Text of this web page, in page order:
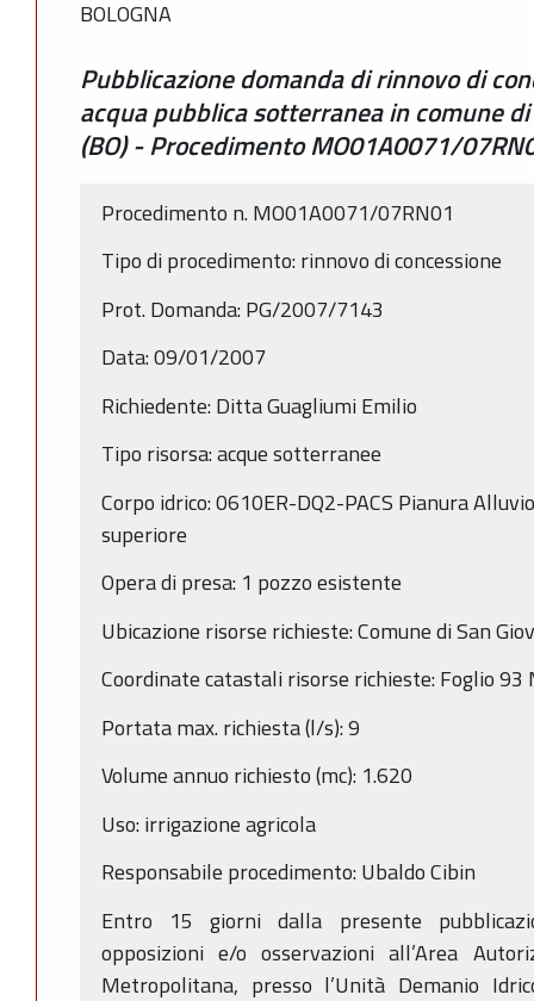
BOLOGNA
Pubblicazione domanda di rinnovo di
acqua pubblica sotterranea in comune
(BO) - Procedimento MO01A0071/
Procedimento n. MO01A0071/07RN01
Tipo di procedimento: rinnovo di concessione
Prot. Domanda: PG/2007/7143
Data: 09/01/2007
Richiedente: Ditta Guagliumi Emilio
Tipo risorsa: acque sotterranee
Corpo idrico: 0610ER-DQ2-PACS Pianura
superiore
Opera di presa: 1 pozzo esistente
Ubicazione risorse richieste: Comune di San
Coordinate catastali risorse richieste: Foglio 93
Portata max. richiesta (l/s): 9
Volume annuo richiesto (mc): 1.620
Uso: irrigazione agricola
Responsabile procedimento: Ubaldo Cibin
Entro 15 giorni dalla presente
opposizioni e/o osservazioni all’Area
Metropolitana, presso l’Unità Demanio